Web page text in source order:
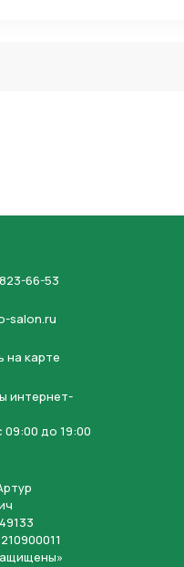
66-53
salon.ru
на карте
интернет-
до 19:00